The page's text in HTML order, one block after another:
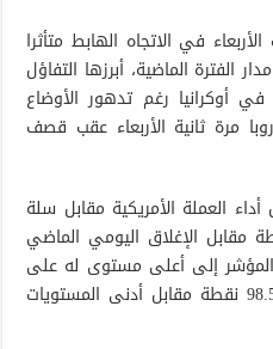
في الاتجاه الهابط متأثرا
الفترة الماضية، أبرزها التفاؤل
أوكرانيا رغم تدهور الأوضاع
مرة ثانية الأربعاء عقب قصف
العملة الأمريكية مقابل سلة
الرئيسية، إلى 97.80 نقطة مقابل الإغلاق اليومي الماضي
وارتفع المؤشر إلى أعلى مستوى له على
مدار يوم التداول الأربعاء عند 98.54 نقطة مقابل أدنى المستويات